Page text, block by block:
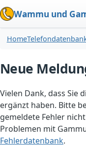
Wammu und
Home
Neue
Vielen Dank, dass Sie
ergänzt haben. Bitte
gemeldete Fehler
Problemen mit
Fehlerdatenbank.